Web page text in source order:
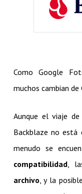
Como Google
muchos cambian
Aunque el viaje
Backblaze no está
menudo se
compatibilidad,
archivo, y la posible